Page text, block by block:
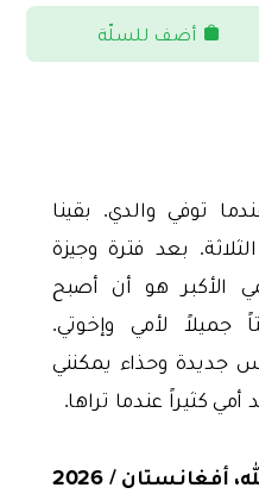
أضف للسلّة
عندما توفي والدي. بقينا
بعد فترة وجيزة
الأكبر هو أن أصبح
جميلاً لأمي وإخوتي.
جديدة وحذاء يمكنني
كثيراً عندما تراها.
أفغانستان / 2026